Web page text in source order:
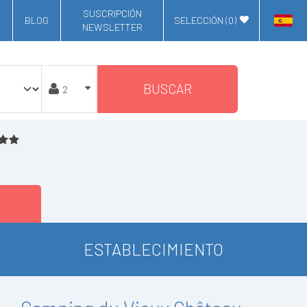
BLOG
SUSCRIPCIÓN
NEWSLETTER
SELECCIÓN (0)
BUSCAR
ESTABLECIMIENTO